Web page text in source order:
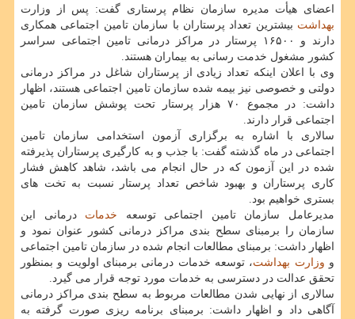
اعضای هیأت مدیره سازمان نظام پرستاری گفت: پس از وزارت
بهداشت بیشترین تعداد پرستاران با سازمان تامین اجتماعی همکاری
دارند و ۱۶۵۰۰ پرستار در مراکز درمانی تامین اجتماعی سراسر
کشور مشغول خدمت رسانی به بیماران هستند.
وی با اعلان اینکه تعداد زیادی از پرستاران شاغل در مراکز درمانی
دولتی و خصوصی نیز بیمه شده سازمان تامین اجتماعی هستند، اظهار
داشت: در مجموع ۷۰ هزار پرستار تحت پوشش سازمان تامین
اجتماعی قرار دارند.
سالاری با اشاره به برگزاری آزمون استخدامی سازمان تامین
اجتماعی در ماه گذشته گفت: با جذب و به کارگیری پرستاران پذیرفته
شده در این آزمون که در حال انجام می باشد، شاهد کاهش فشار
کاری پرستاران و بهبود شاخص تعداد پرستار نسبت به تخت های
بستری خواهیم بود.
مدیرعامل سازمان تامین اجتماعی توسعه خدمات درمانی این
سازمان را برمبنای سطح بندی مراکز درمانی کشور عنوان نمود و
اظهار داشت: برمبنای مطالعات انجام شده در سازمان تامین اجتماعی
و وزارت بهداشت، توسعه خدمات درمانی برمبنای اولویت و بمنظور
تحقق عدالت در دسترسی به خدمات مورد توجه قرار می گیرد.
سالاری از نهایی شدن مطالعات مربوط به سطح بندی مراکز درمانی
آگاهی داد و اظهار داشت: برمبنای برنامه ریزی صورت گرفته به